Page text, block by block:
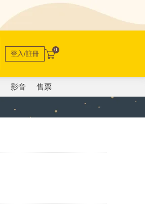
登入/註冊 0
影音 售票